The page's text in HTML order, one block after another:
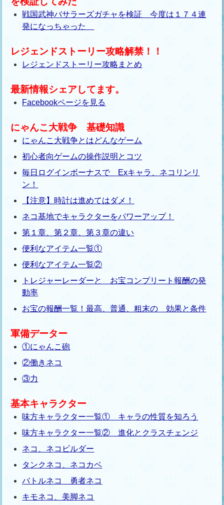
戦国武神バサラーズガチャを検証 今度は１７４連
発になっちゃった
レジェンドストーリー攻略解禁！！
レジェンドストーリー攻略まとめ
最新情報シェアしてます。
Facebookページを見る
にゃんこ大戦争 基礎知識
にゃんこ大戦争とはどんなゲーム
初心者向ゲームの操作説明とコツ
毎日ログインボーナスで Exキャラ、ネコリンリ
ン！
【注意】時計は進めてはダメ！
ネコ基地でキャラクターをパワーアップ！
第１章、第２章、第３章の違い
便利なアイテム一覧①
便利なアイテム一覧②
トレジャーレーダーと お宝コンプリート報酬の発
動率
お宝の報酬一覧！最高、普通、粗末の 効果と条件
軍備データー
①にゃんこ砲
②働きネコ
③力
基本キャラクター
味方キャラクター一覧① キャラの性質を知ろう
味方キャラクター一覧② 進化とクラスチェンジ
ネコ、ネコビルダー
タンクネコ、ネコカベ
バトルネコ 勇者ネコ
キモネコ、美脚ネコ